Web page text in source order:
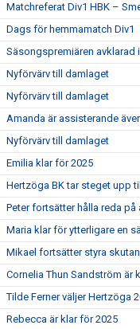
Matchreferat Div1 HBK –
Dags för hemmamatch Div1
Säsongspremiären avklarad
Nyförvärv till damlaget
Nyförvärv till damlaget
Amanda är assisterande
Nyförvärv till damlaget
Emilia klar för 2025
Hertzöga BK tar steget upp
Peter fortsätter hålla reda på
Maria klar för ytterligare en
Mikael fortsätter styra
Cornelia Thun Sandström är
Tilde Ferner väljer Hertzöga
Rebecca är klar för 2025